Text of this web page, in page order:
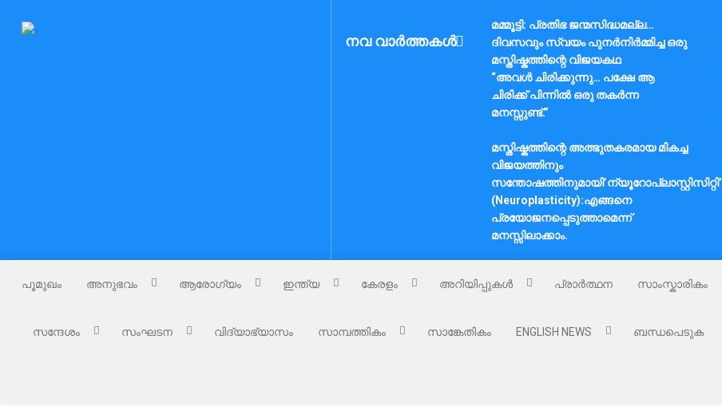
Nammude Naadu നവ വാർത്തകൾ
മമ്മൂട്ടി: പ്രതിഭ ജന്മസിദ്ധമല്ല…
ദിവസവും സ്വയം പുനർനിർമ്മിച്ച ഒരു
മസ്തിഷ്കത്തിന്റെ വിജയകഥ
“അവൾ ചിരിക്കുന്നു… പക്ഷേ ആ
ചിരിക്ക് പിന്നിൽ ഒരു തകർന്ന
മനസ്സുണ്ട്.”
മസ്തിഷ്കത്തിന്റെ അത്ഭുതകരമായ മികച്ച
വിജയത്തിനും
സന്തോഷത്തിനുമായി’ന്യൂറോപ്ലാസ്റ്റിസിറ്റി’
(Neuroplasticity):എങ്ങനെ
പ്രയോജനപ്പെടുത്താമെന്ന്
മനസ്സിലാക്കാം.
പൂമുഖം അനുഭവം ആരോഗ്യം ഇന്ത്യ കേരളം അറിയിപ്പുകൾ പ്രാർത്ഥന സാംസ്കാരികം
സന്ദേശം സംഘടന വിദ്യാഭ്യാസം സാമ്പത്തികം സാങ്കേതികം ENGLISH NEWS ബന്ധപെടുക